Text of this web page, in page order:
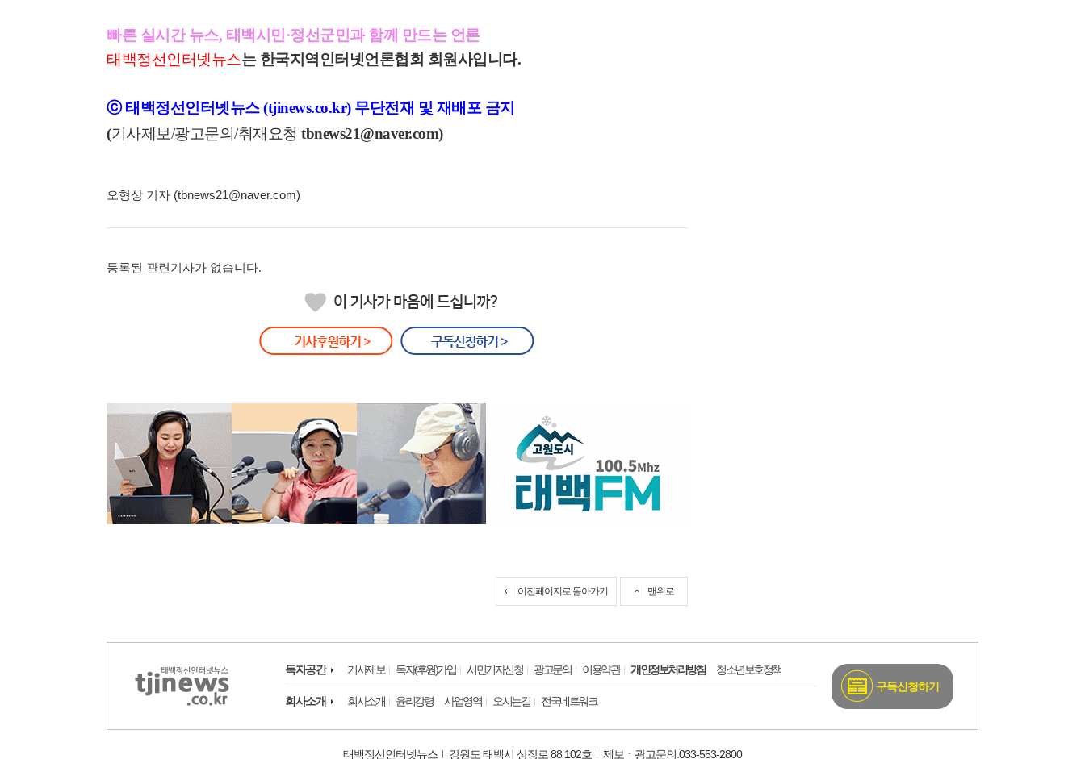
빠른 실시간 뉴스, 태백시민·정선군민과 함께 만드는 언론
태백정선인터넷뉴스는 한국지역인터넷언론협회 회원사입니다.
ⓒ 태백정선인터넷뉴스 (tjinews.co.kr) 무단전재 및 재배포 금지
(기사제보/광고문의/취재요청 tbnews21@naver.com)
오형상 기자 (tbnews21@naver.com)
등록된 관련기사가 없습니다.
이전페이지로 돌아가기 맨위로
독자공간 기사제보 독자(후원)가입 시민기자신청 광고문의 이용약관 개인정보처리방침 청소년보호정책
회사소개 회사소개 윤리강령 사업영역 오시는길 전국네트워크
구독신청하기
태백정선인터넷뉴스 강원도 태백시 상장로 88 102호 제보ㆍ광고문의:033-553-2800